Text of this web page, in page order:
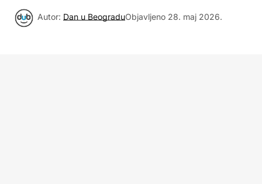
Autor: Dan u BeograduObjavljeno 28. maj 2026.